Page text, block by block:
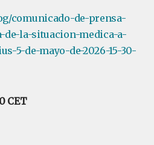
comunicado-de-prensa-
la-situacion-medica-a-
5-de-mayo-de-2026-15-30-
CET